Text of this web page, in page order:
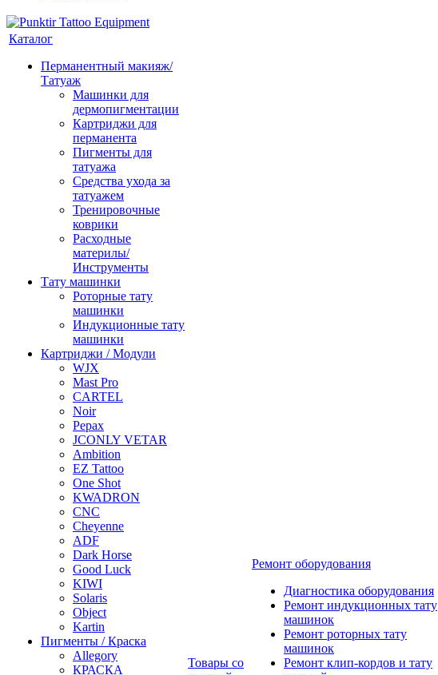
Каталог
Перманентный макияж/
Татуаж
Машинки для
дермопигментации
Картриджи для
перманента
Пигменты для
татуажа
Средства ухода за
татуажем
Тренировочные
коврики
Расходные
материлы/
Инструменты
Тату машинки
Роторные тату
машинки
Индукционные тату
машинки
Картриджи / Модули
WJX
Mast Pro
CARTEL
Noir
Pepax
JCONLY VETAR
Ambition
EZ Tattoo
One Shot
KWADRON
CNC
Cheyenne
ADF
Dark Horse
Good Luck
KIWI
Solaris
Object
Kartin
Пигменты / Краска
Allegory
КРАСКА
Товары со
Ремонт оборудования
Диагностика оборудования
Ремонт индукционных тату
машинок
Ремонт роторных тату
машинок
Ремонт клип-кордов и тату